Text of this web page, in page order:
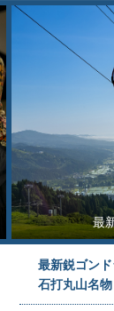
最
最新鋭ゴン
石打丸山名